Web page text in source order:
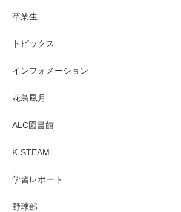
卒業生
トピックス
インフォメーション
花鳥風月
ALC図書館
K-STEAM
学習レポート
野球部